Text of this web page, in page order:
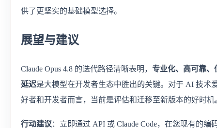
供了更坚实的基础模型选择。
展望与建议
Claude Opus 4.8 的迭代路径清晰表明， 专业化、高可靠、
延迟是大模型在开发者生态中胜出的关键。对于 AI 技术
好者和开发者而言，当前是评估和迁移至新版本的好时机
行动建议 ：立即通过 API 或 Claude Code，在您现有的编